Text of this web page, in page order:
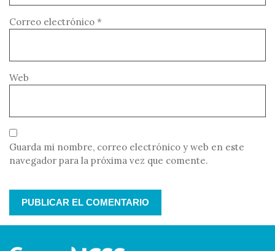
Correo electrónico *
Web
Guarda mi nombre, correo electrónico y web en este
navegador para la próxima vez que comente.